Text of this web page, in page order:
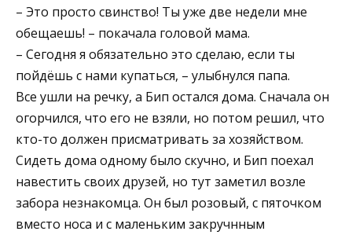
– Это просто свинство! Ты уже две недели мне
обещаешь! – покачала головой мама.
– Сегодня я обязательно это сделаю, если ты
пойдёшь с нами купаться, – улыбнулся папа.
Все ушли на речку, а Бип остался дома. Сначала он
огорчился, что его не взяли, но потом решил, что
кто-то должен присматривать за хозяйством.
Сидеть дома одному было скучно, и Бип поехал
навестить своих друзей, но тут заметил возле
забора незнакомца. Он был розовый, с пяточком
вместо носа и с маленьким закручнным